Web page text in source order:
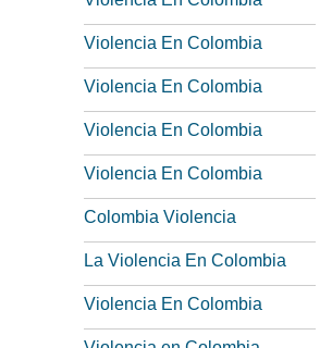
Violencia En Colombia
Violencia En Colombia
Violencia En Colombia
Violencia En Colombia
Colombia Violencia
La Violencia En Colombia
Violencia En Colombia